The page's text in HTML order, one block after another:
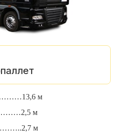
м
м
м